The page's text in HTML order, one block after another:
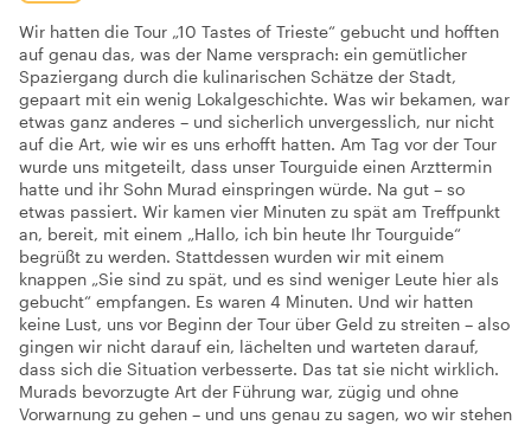
Wir hatten die Tour „10 Tastes of Trieste“ gebucht und hofften
auf genau das, was der Name versprach: ein gemütlicher
Spaziergang durch die kulinarischen Schätze der Stadt,
gepaart mit ein wenig Lokalgeschichte. Was wir bekamen, war
etwas ganz anderes – und sicherlich unvergesslich, nur nicht
auf die Art, wie wir es uns erhofft hatten. Am Tag vor der Tour
wurde uns mitgeteilt, dass unser Tourguide einen Arzttermin
hatte und ihr Sohn Murad einspringen würde. Na gut – so
etwas passiert. Wir kamen vier Minuten zu spät am Treffpunkt
an, bereit, mit einem „Hallo, ich bin heute Ihr Tourguide“
begrüßt zu werden. Stattdessen wurden wir mit einem
knappen „Sie sind zu spät, und es sind weniger Leute hier als
gebucht“ empfangen. Es waren 4 Minuten. Und wir hatten
keine Lust, uns vor Beginn der Tour über Geld zu streiten – also
gingen wir nicht darauf ein, lächelten und warteten darauf,
dass sich die Situation verbesserte. Das tat sie nicht wirklich.
Murads bevorzugte Art der Führung war, zügig und ohne
Vorwarnung zu gehen – und uns genau zu sagen, wo wir stehen